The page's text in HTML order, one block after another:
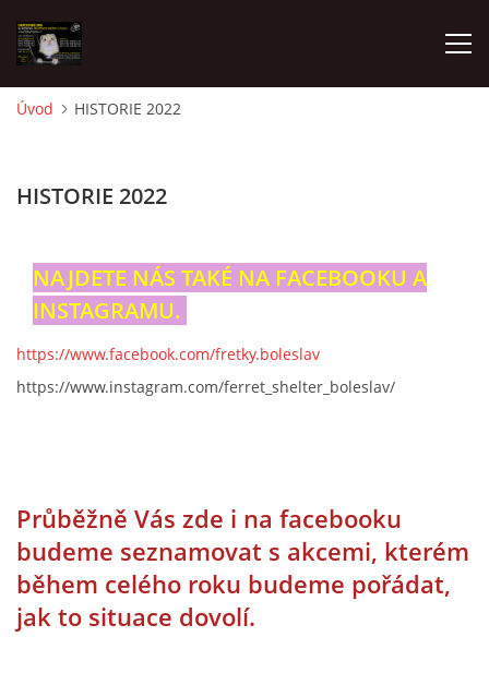
FRETKY V ÚTULKU
K ADOPCI
V PÉČI
DFD - DOMOV FRETČÍCH DŮCHODCŮ
PODMÍNKY PŘEVZETÍ FRETKY.
Úvod HISTORIE 2022
HISTORIE 2022
NAJDETE NÁS TAKÉ NA FACEBOOKU A
INSTAGRAMU.
https://www.facebook.com/fretky.boleslav
https://www.instagram.com/ferret_shelter_boleslav/
Průběžně Vás zde i na facebooku
budeme seznamovat s akcemi, kterém
během celého roku budeme pořádat,
jak to situace dovolí.